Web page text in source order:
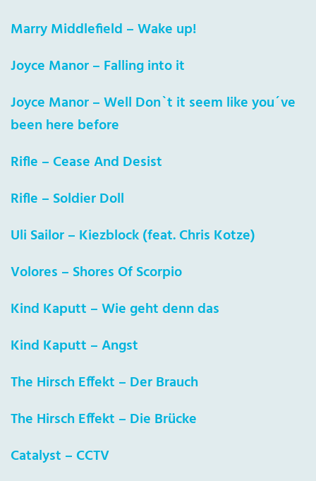
Marry Middlefield – Wake up!
Joyce Manor – Falling into it
Joyce Manor – Well Don`t it seem like you´ve
been here before
Rifle – Cease And Desist
Rifle – Soldier Doll
Uli Sailor – Kiezblock (feat. Chris Kotze)
Volores – Shores Of Scorpio
Kind Kaputt – Wie geht denn das
Kind Kaputt – Angst
The Hirsch Effekt – Der Brauch
The Hirsch Effekt – Die Brücke
Catalyst – CCTV